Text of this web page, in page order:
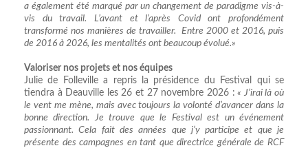
a également été marqué par un changement de paradigme vis-à-
vis du travail. L’avant et l’après Covid ont profondément
transformé nos manières de travailler. Entre 2000 et 2016, puis
de 2016 à 2026, les mentalités ont beaucoup évolué.»
Valoriser nos projets et nos équipes
Julie de Folleville a repris la présidence du Festival qui se
tiendra à Deauville les 26 et 27 novembre 2026 : « J’irai là où
le vent me mène, mais avec toujours la volonté d’avancer dans la
bonne direction. Je trouve que le Festival est un événement
passionnant. Cela fait des années que j’y participe et que je
présente des campagnes en tant que directrice générale de RCF